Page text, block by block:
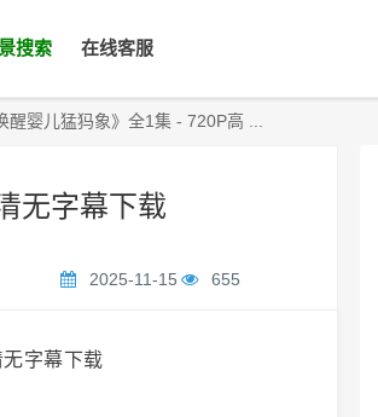
搜索 在线客服
婴儿猛犸象》全1集 - 720P高 ...
无字幕下载
2025-11-15 655